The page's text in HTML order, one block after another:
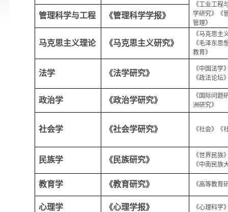
《工业工程
学研究》《
管理》
管理科学与工程 《管理科学学报》
马克思主义理论 《马克思主义研究》
《马克思主
《毛泽东思
教育》
法学 《法学研究》
《中国法学
《政法论坛
政治学 《政治学研究》
《国际问题
洲研究》
社会学 《社会学研究》 《社会》《
民族学 《民族研究》
《世界民族
《中南民族
教育学 《教育研究》 《高等教育
心理学 《心理学报》 《心理科学